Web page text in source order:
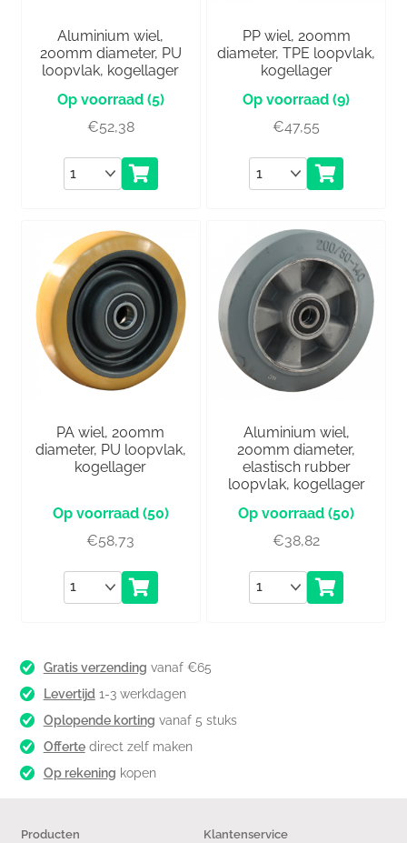
Aluminium wiel,
200mm diameter, PU
loopvlak, kogellager
(5)
€52,38
Aantal
PP wiel, 200mm
diameter, TPE loopvlak,
kogellager
(9)
€47,55
Aantal
PA wiel, 200mm
diameter, PU loopvlak,
kogellager
(50)
€58,73
Aantal
Aluminium wiel,
200mm diameter,
elastisch rubber
loopvlak, kogellager
(50)
€38,82
Aantal
Gratis verzending vanaf €65
Levertijd1-3 werkdagen
Oplopende korting vanaf 5 stuks
Offertedirect zelf maken
Op rekening kopen
Producten Klantenservice